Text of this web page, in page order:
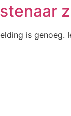
is genoeg.